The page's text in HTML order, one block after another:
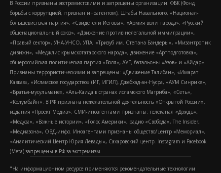
В России признаны экстремистскими и запрещены организации: ФБК (Фонд
борьбы с коррупцией, признан иноагентом), Штабы Навального, «Национал-
большевистская партия», «Свидетели Иеговы», «Армия воли народа», «Русский
общенациональный союз», «Движение против нелегальной иммиграции»,
«Правый сектор», УНА-УНСО, УПА, «Тризуб им. Степана Бандеры», «Мизантропик
дивижн», «Меджлис крымскотатарского народа», движение «Артподготовка»,
общероссийская политическая партия «Воля», АУЕ, батальоны «Азов» и «Айдар».
Признаны террористическими и запрещены: «Движение Талибан», «Имарат
Кавказ», «Исламское государство» (ИГ, ИГИЛ), Джебхад-ан-Нусра, «АУМ Синрике»,
«Братья-мусульмане», «Аль-Каида в странах исламского Магриба», «Сеть»,
«Колумбайн». В РФ признана нежелательной деятельность «Открытой России»,
издания «Проект Медиа». СМИ-иноагентами признаны: телеканал «Дождь»,
«Медуза», «Важные истории», «Голос Америки», радио «Свобода», The Insider,
«Медиазона», ОВД-инфо. Иноагентами признаны общество/центр «Мемориал»,
«Аналитический Центр Юрия Левады», Сахаровский центр. Instagram и Facebook
(Metа) запрещены в РФ за экстремизм.
"На информационном ресурсе применяются рекомендательные технологии